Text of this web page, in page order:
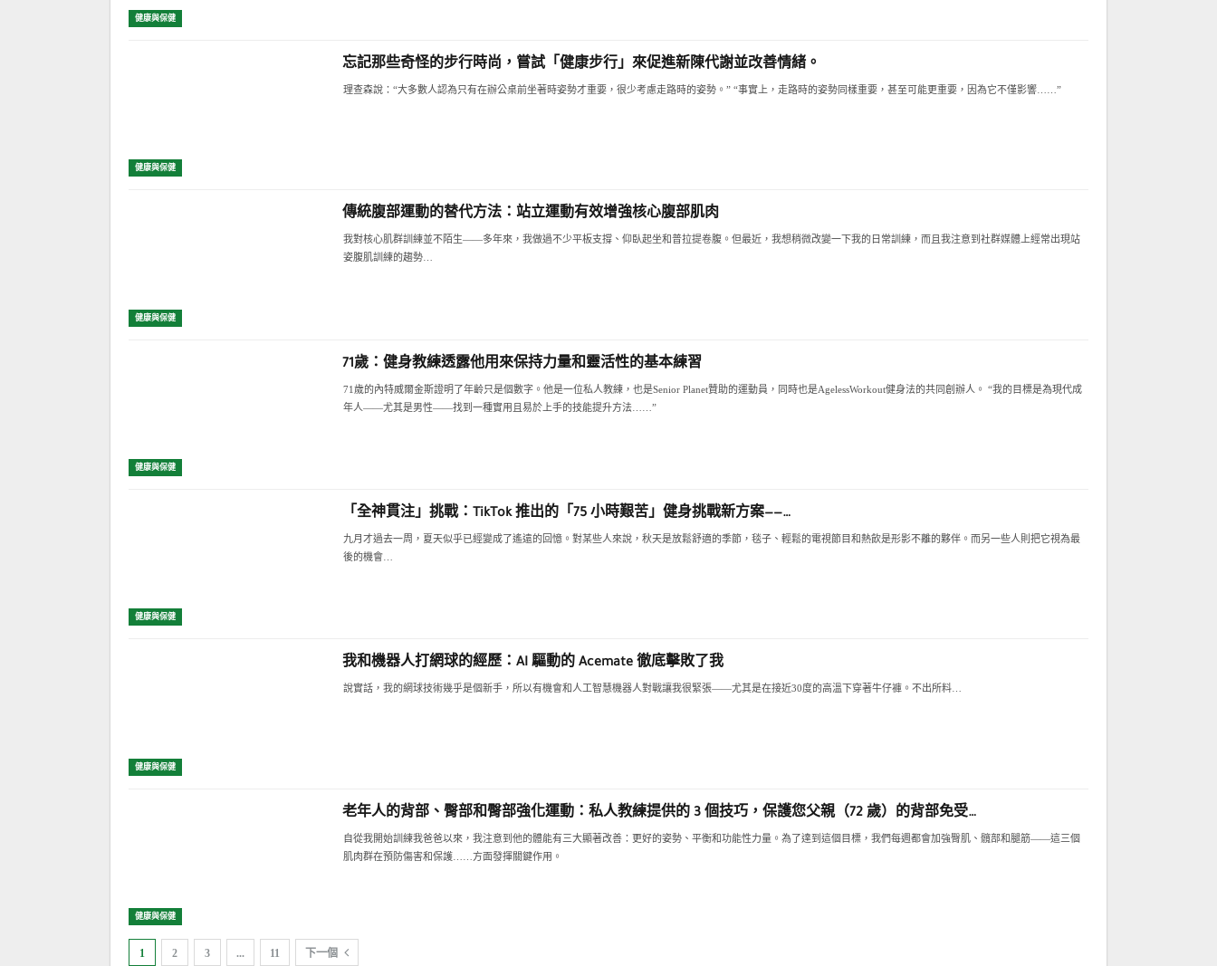
健康與保健
健康與保健
忘記那些奇怪的步行時尚，嘗試「健康步行」來促進新陳代謝並改善情緒。
理查森說：“大多數人認為只有在辦公桌前坐著時姿勢才重要，很少考慮走路時的姿勢。” “事實上，走路時的姿勢同樣重要，甚至可能更重要，因為它不僅影響……”
健康與保健
傳統腹部運動的替代方法：站立運動有效增強核心腹部肌肉
我對核心肌群訓練並不陌生——多年來，我做過不少平板支撐、仰臥起坐和普拉提卷腹。但最近，我想稍微改變一下我的日常訓練，而且我注意到社群媒體上經常出現站
姿腹肌訓練的趨勢…
健康與保健
71歲：健身教練透露他用來保持力量和靈活性的基本練習
71歲的內特威爾金斯證明了年齡只是個數字。他是一位私人教練，也是Senior Planet贊助的運動員，同時也是AgelessWorkout健身法的共同創辦人。 “我的目​​標是為現代成
年人——尤其是男性——找到一種實用且易於上手的技能提升方法……”
健康與保健
「全神貫注」挑戰：TikTok 推出的「75 小時艱苦」健身挑戰新方案——…
九月才過去一周，夏天似乎已經變成了遙遠的回憶。對某些人來說，秋天是放鬆舒適的季節，毯子、輕鬆的電視節目和熱飲是形影不離的夥伴。而另一些人則把它視為最
後的機會…
健康與保健
我和機器人打網球的經歷：AI 驅動的 Acemate 徹底擊敗了我
說實話，我的網球技術幾乎是個新手，所以有機會和人工智慧機器人對戰讓我很緊張——尤其是在接近30度的高溫下穿著牛仔褲。不出所料…
健康與保健
老年人的背部、臀部和臀部強化運動：私人教練提供的 3 個技巧，保護您父親（72 歲）的背部免受…
自從我開始訓練我爸爸以來，我注意到他的體能有三大顯著改善：更好的姿勢、平衡和功能性力量。為了達到這個目標，我們每週都會加強臀肌、髖部和腿筋——這三個
肌肉群在預防傷害和保護……方面發揮關鍵作用。
1 2 3 ... 11 下一個